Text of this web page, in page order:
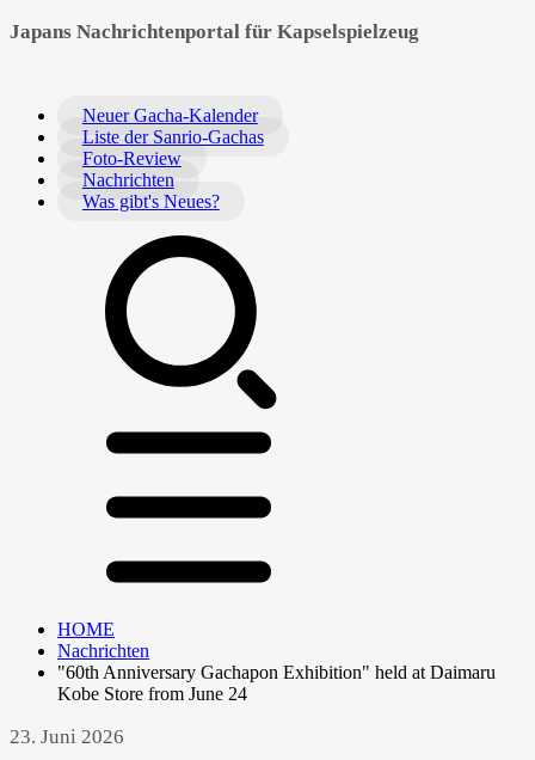
Japans Nachrichtenportal für Kapselspielzeug
Neuer Gacha-Kalender
Liste der Sanrio-Gachas
Foto-Review
Nachrichten
Was gibt's Neues?
HOME
Nachrichten
"60th Anniversary Gachapon Exhibition" held at Daimaru
Kobe Store from June 24
23. Juni 2026